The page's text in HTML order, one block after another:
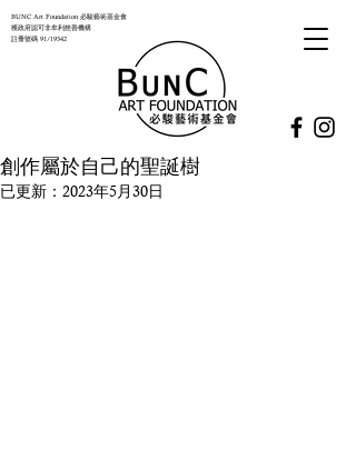
BUNC Art Foundation 必駿藝術基金會
獲政府認可非牟利慈善機構
註冊號碼 91/19342
創作屬於自己的聖誕樹
已更新： 2023年5月30日